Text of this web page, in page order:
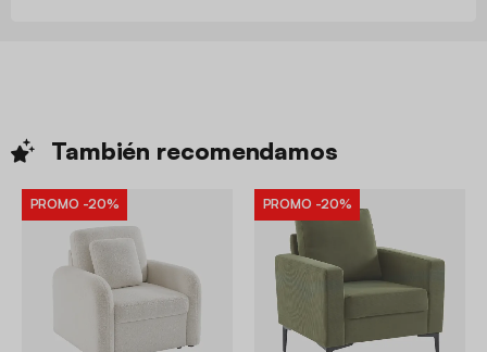
También recomendamos
PROMO -20% PROMO -20%